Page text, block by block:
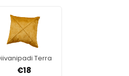
Terra
€18